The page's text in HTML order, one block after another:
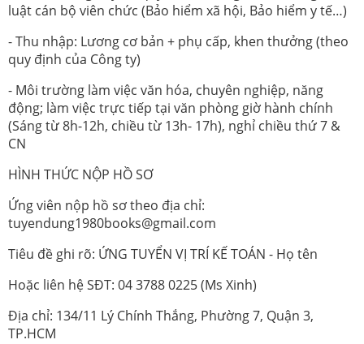
luật cán bộ viên chức (Bảo hiểm xã hội, Bảo hiểm y tế…)
- Thu nhập: Lương cơ bản + phụ cấp, khen thưởng (theo
quy định của Công ty)
- Môi trường làm việc văn hóa, chuyên nghiệp, năng
động; làm việc trực tiếp tại văn phòng giờ hành chính
(Sáng từ 8h-12h, chiều từ 13h- 17h), nghỉ chiều thứ 7 &
CN
HÌNH THỨC NỘP HỒ SƠ
Ứng viên nộp hồ sơ theo địa chỉ:
tuyendung1980books@gmail.com
Tiêu đề ghi rõ: ỨNG TUYỂN VỊ TRÍ KẾ TOÁN - Họ tên
Hoặc liên hệ SĐT: 04 3788 0225 (Ms Xinh)
Địa chỉ: 134/11 Lý Chính Thắng, Phường 7, Quận 3,
TP.HCM